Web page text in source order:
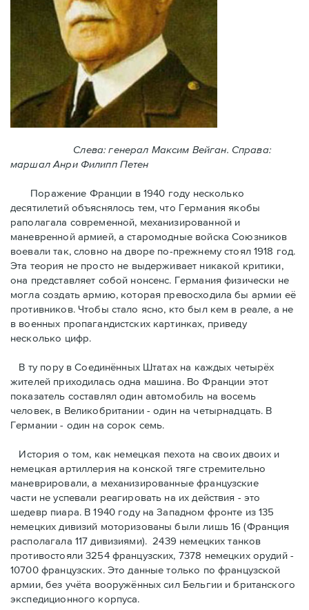
Слева: генерал Максим Вейган. Справа:
маршал Анри Филипп Петен
Поражение Франции в 1940 году несколько
десятилетий объяснялось тем, что Германия якобы
раполагала современной, механизированной и
маневренной армией, а старомодные войска Союзников
воевали так, словно на дворе по-прежнему стоял 1918 год.
Эта теория не просто не выдерживает никакой критики,
она представляет собой нонсенс. Германия физически не
могла создать армию, которая превосходила бы армии её
противников. Чтобы стало ясно, кто был кем в реале, а не
в военных пропагандистских картинках, приведу
несколько цифр.
В ту пору в Соединённых Штатах на каждых четырёх
жителей приходилась одна машина. Во Франции этот
показатель составлял один автомобиль на восемь
человек, в Великобритании - один на четырнадцать. В
Германии - один на сорок семь.
История о том, как немецкая пехота на своих двоих и
немeцкая артиллерия на конской тяге стремительно
маневрировали, а механизированные французские
части не успевали реагировать на их действия - это
шедевр пиара. В 1940 году на Западном фронте из 135
немецких дивизий моторизованы были лишь 16 (Франция
располагала 117 дивизиями). 2439 немецких танков
противостояли 3254 французских, 7378 немецких орудий -
10700 французских. Это данные только по французской
армии, без учёта вооружённых сил Бельгии и британского
экспедиционного корпуса.